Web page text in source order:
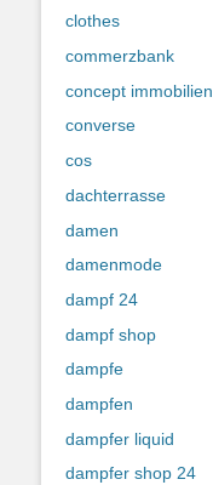
clothes
commerzbank
concept immobilien
converse
cos
dachterrasse
damen
damenmode
dampf 24
dampf shop
dampfe
dampfen
dampfer liquid
dampfer shop 24